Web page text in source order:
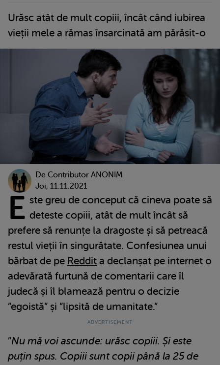
Urăsc atât de mult copiii, încât când iubirea
vieții mele a rămas însarcinată am părăsit-o
De Contributor ANONIM
Joi, 11.11.2021
E ste greu de conceput că cineva poate să
deteste copiii, atât de mult încât să
prefere să renunțe la dragoste și să petreacă
restul vieții în singurătate. Confesiunea unui
bărbat de pe Reddit a declanșat pe internet o
adevărată furtună de comentarii care îl
judecă și îl blamează pentru o decizie
”egoistă” și ”lipsită de umanitate.”
”Nu mă voi ascunde: urăsc copiii. Și este
puțin spus. Copiii sunt copii până la 25 de